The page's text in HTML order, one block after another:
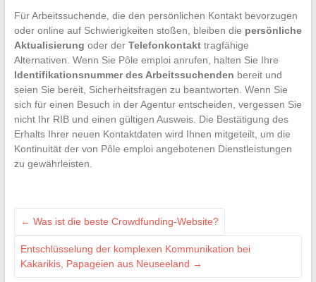
Für Arbeitssuchende, die den persönlichen Kontakt bevorzugen
oder online auf Schwierigkeiten stoßen, bleiben die persönliche
Aktualisierung oder der Telefonkontakttragfähige
Alternativen. Wenn Sie Pôle emploi anrufen, halten Sie Ihre
Identifikationsnummer des Arbeitssuchenden bereit und
seien Sie bereit, Sicherheitsfragen zu beantworten. Wenn Sie
sich für einen Besuch in der Agentur entscheiden, vergessen Sie
nicht Ihr RIB und einen gültigen Ausweis. Die Bestätigung des
Erhalts Ihrer neuen Kontaktdaten wird Ihnen mitgeteilt, um die
Kontinuität der von Pôle emploi angebotenen Dienstleistungen
zu gewährleisten.
← Was ist die beste Crowdfunding-Website?
Entschlüsselung der komplexen Kommunikation bei
Kakarikis, Papageien aus Neuseeland →